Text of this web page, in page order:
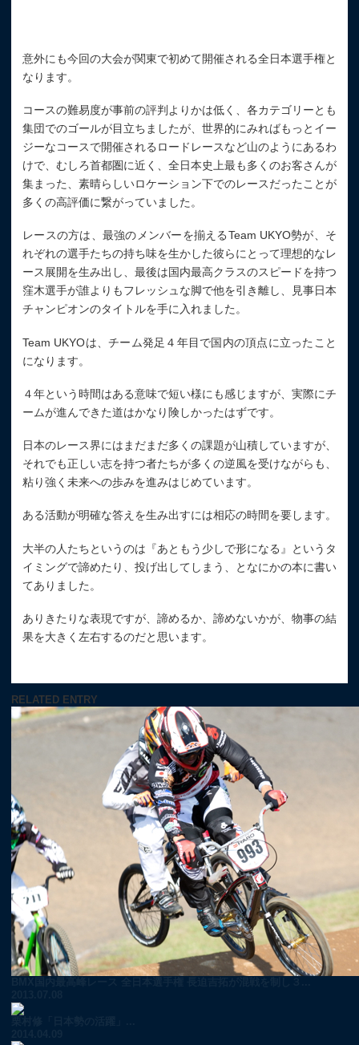
意外にも今回の大会が関東で初めて開催される全日本選手権と
なります。
コースの難易度が事前の評判よりかは低く、各カテゴリーとも
集団でのゴールが目立ちましたが、世界的にみればもっとイー
ジーなコースで開催されるロードレースなど山のようにあるわ
けで、むしろ首都圏に近く、全日本史上最も多くのお客さんが
集まった、素晴らしいロケーション下でのレースだったことが
多くの高評価に繋がっていました。
レースの方は、最強のメンバーを揃えるTeam UKYO勢が、そ
れぞれの選手たちの持ち味を生かした彼らにとって理想的なレ
ース展開を生み出し、最後は国内最高クラスのスピードを持つ
窪木選手が誰よりもフレッシュな脚で他を引き離し、見事日本
チャンピオンのタイトルを手に入れました。
Team UKYOは、チーム発足４年目で国内の頂点に立ったこと
になります。
４年という時間はある意味で短い様にも感じますが、実際にチ
ームが進んできた道はかなり険しかったはずです。
日本のレース界にはまだまだ多くの課題が山積していますが、
それでも正しい志を持つ者たちが多くの逆風を受けながらも、
粘り強く未来への歩みを進みはじめています。
ある活動が明確な答えを生み出すには相応の時間を要します。
大半の人たちというのは『あともう少しで形になる』というタ
イミングで諦めたり、投げ出してしまう、となにかの本に書い
てありました。
ありきたりな表現ですが、諦めるか、諦めないかが、物事の結
果を大きく左右するのだと思います。
RELATED ENTRY